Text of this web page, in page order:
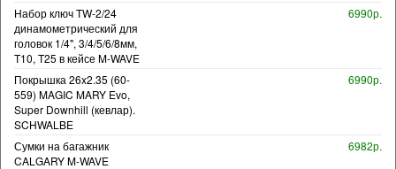
Набор ключ TW-2/24
динамометрический для
головок 1/4", 3/4/5/6/8мм,
T10, T25 в кейсе M-WAVE
6990р.
Покрышка 26x2.35 (60-
559) MAGIC MARY Evo,
Super Downhill (кевлар).
SCHWALBE
6990р.
Сумки на багажник
CALGARY M-WAVE
6982р.